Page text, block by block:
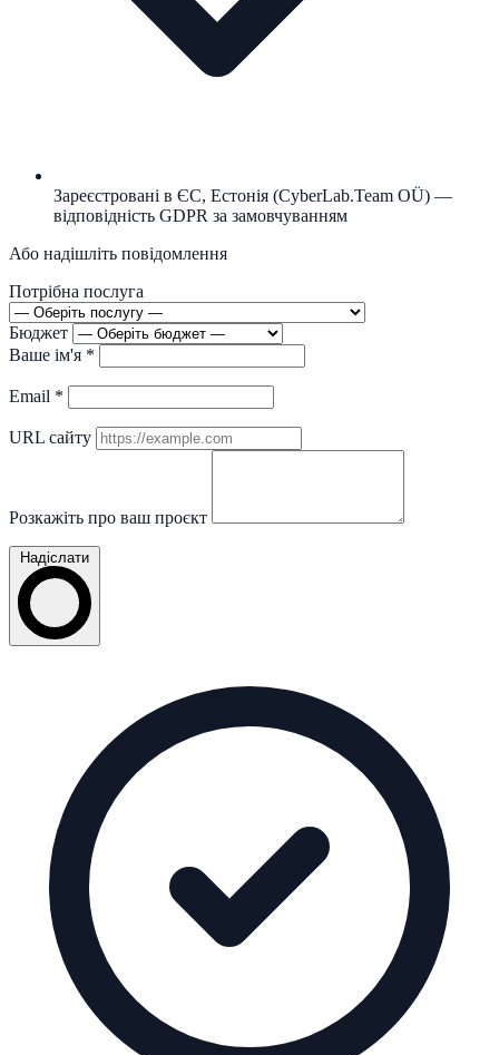
Зареєстровані в ЄС, Естонія (CyberLab.Team OÜ) —
відповідність GDPR за замовчуванням
Або надішліть повідомлення
Потрібна послуга
Бюджет
Ваше ім'я *
Email *
URL сайту
Розкажіть про ваш проєкт
Надіслати